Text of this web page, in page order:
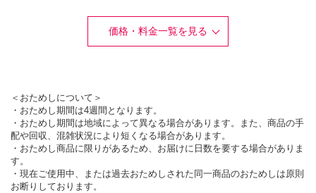
価格・料金一覧を見る
＜おためしについて＞
・おためし期間は4週間となります。
・おためし期間は地域によって異なる場合があります。また、商品の手
配や回収、混雑状況により短くなる場合があります。
・おためし商品に限りがあるため、お届けに日数を要する場合がありま
す。
・現在ご使用中、または過去おためしされた同一商品のおためしは原則
お断りしております。